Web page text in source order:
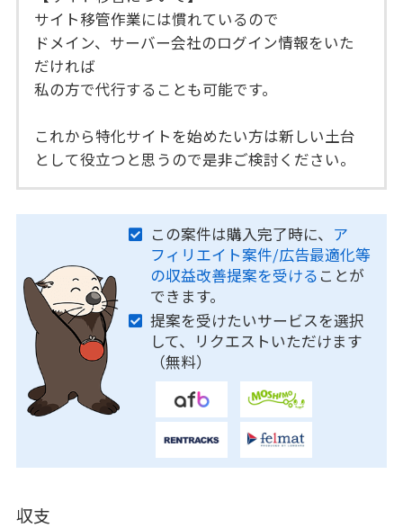
サイト移管作業には慣れているので
ドメイン、サーバー会社のログイン情報をいた
だければ
私の方で代行することも可能です。
これから特化サイトを始めたい方は新しい土台
として役立つと思うので是非ご検討ください。
この案件は購入完了時に、 ア
フィリエイト案件/広告最適化等
の収益改善提案を受ける ことが
できます。
提案を受けたいサービスを選択
して、リクエストいただけます
（無料）
収支